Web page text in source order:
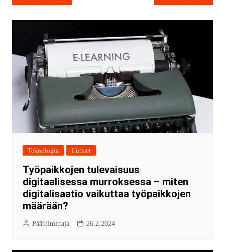
Teknologia Uutiset
Työpaikkojen tulevaisuus
digitaalisessa murroksessa – miten
digitalisaatio vaikuttaa työpaikkojen
määrään?
Päätoimittaja 26.2.2024